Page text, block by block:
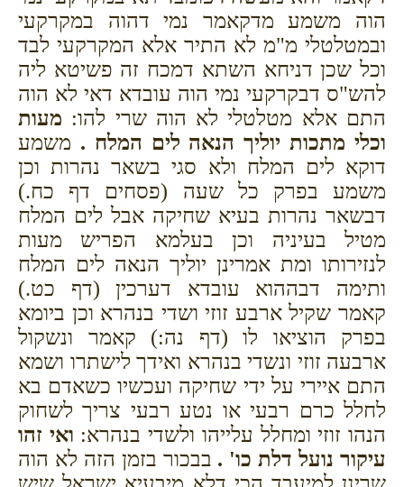
הוה משמע מדקאמר נמי דהוה במקרקעי
ובמטלטלי מ"מ לא התיר אלא המקרקעי לבד
וכל שכן דניחא השתא דמכח זה פשיטא ליה
להש"ס דבקרקעי נמי הוה עובדא דאי לא הוה
התם אלא מטלטלי לא הוה שרי להו: מעות
וכלי מתכות יוליך הנאה לים המלח . משמע
דוקא לים המלח ולא סגי בשאר נהרות וכן
משמע בפרק כל שעה (פסחים דף כח.)
דבשאר נהרות בעיא שחיקה אבל לים המלח
מטיל בעיניה וכן בעלמא הפריש מעות
לנזירותו ומת אמרינן יוליך הנאה לים המלח
ותימה דבההוא עובדא דערכין (דף כט.)
קאמר שקיל ארבע זוזי ושדי בנהרא וכן ביומא
בפרק הוציאו לו (דף נה:) קאמר ונשקול
ארבעה זוזי ונשדי בנהרא ואידך לישתרו ושמא
התם איירי על ידי שחיקה ועכשיו כשאדם בא
לחלל כרם רבעי או נטע רבעי צריך לשחוק
הנהו זוזי ומחלל עלייהו ולשדי בנהרא: ואי זהו
עיקור נועל דלת כו' . בבכור בזמן הזה לא הוה